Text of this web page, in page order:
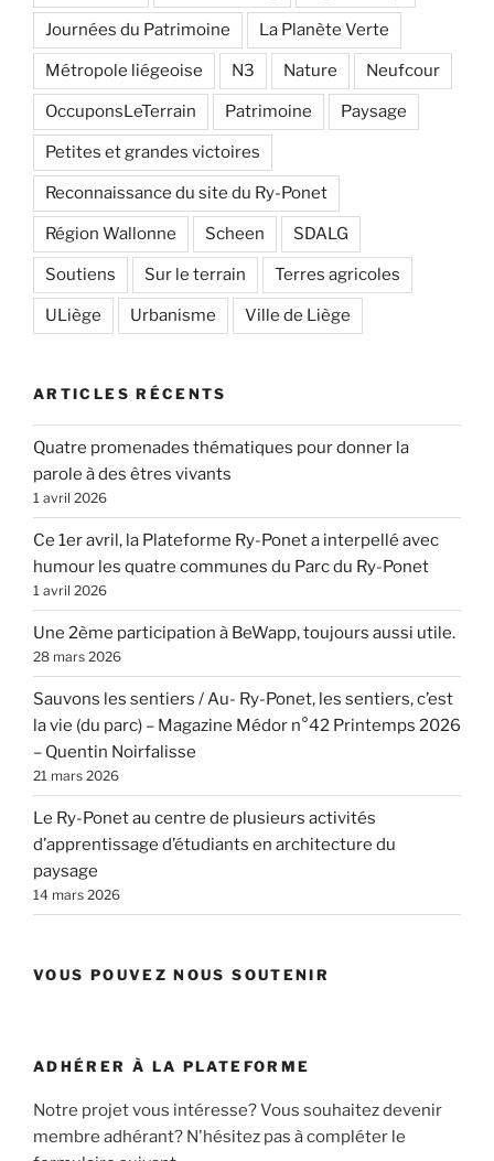
Journées du Patrimoine La Planète Verte
Métropole liégeoise N3 Nature Neufcour
OccuponsLeTerrain Patrimoine Paysage
Petites et grandes victoires
Reconnaissance du site du Ry-Ponet
Région Wallonne Scheen SDALG
Soutiens Sur le terrain Terres agricoles
ULiège Urbanisme Ville de Liège
ARTICLES RÉCENTS
Quatre promenades thématiques pour donner la
parole à des êtres vivants
1 avril 2026
Ce 1er avril, la Plateforme Ry-Ponet a interpellé avec
humour les quatre communes du Parc du Ry-Ponet
1 avril 2026
Une 2ème participation à BeWapp, toujours aussi utile.
28 mars 2026
Sauvons les sentiers / Au- Ry-Ponet, les sentiers, c’est
la vie (du parc) – Magazine Médor n°42 Printemps 2026
– Quentin Noirfalisse
21 mars 2026
Le Ry-Ponet au centre de plusieurs activités
d’apprentissage d’étudiants en architecture du
paysage
14 mars 2026
VOUS POUVEZ NOUS SOUTENIR
ADHÉRER À LA PLATEFORME
Notre projet vous intéresse? Vous souhaitez devenir
membre adhérant? N'hésitez pas à compléter le